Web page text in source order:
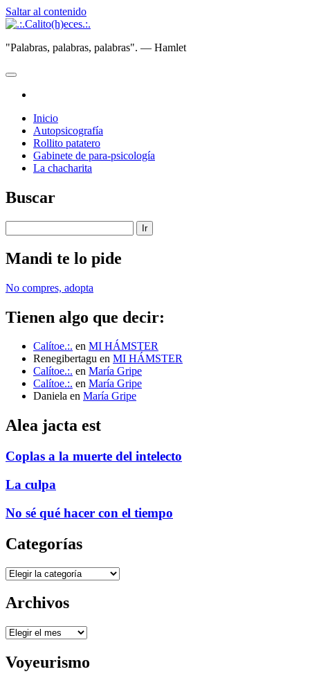
Saltar al contenido
.:.Calito(h)eces.:.
"Palabras, palabras, palabras". — Hamlet
abrir
principal
Inicio
Autopsicografía
Rollito patatero
Gabinete de para-psicología
La chacharita
Barra
Buscar
Mandi te lo pide
No compres, adopta
Tienen algo que decir:
Calítoe.:. en MI HÁMSTER
Renegibertagu en MI HÁMSTER
Calítoe.:. en María Gripe
Calítoe.:. en María Gripe
Daniela en María Gripe
Alea jacta est
Coplas a la muerte del intelecto
La culpa
No sé qué hacer con el tiempo
Categorías
Categorías
Archivos
Archivos
Voyeurismo